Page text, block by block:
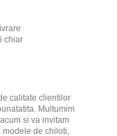
chiar
calitate clientilor
Multumim
si va invitam
de chiloti,